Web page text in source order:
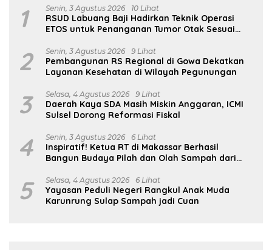
1 Senin, 3 Agustus 2026 10 Lihat
RSUD Labuang Baji Hadirkan Teknik Operasi
ETOS untuk Penanganan Tumor Otak Sesuai
2 Senin, 3 Agustus 2026 9 Lihat
Pembangunan RS Regional di Gowa Dekatkan
Layanan Kesehatan di Wilayah Pegunungan
3 Selasa, 4 Agustus 2026 9 Lihat
Daerah Kaya SDA Masih Miskin Anggaran, ICMI
Sulsel Dorong Reformasi Fiskal
4 Senin, 3 Agustus 2026 6 Lihat
Inspiratif! Ketua RT di Makassar Berhasil
Bangun Budaya Pilah dan Olah Sampah dari
5 Selasa, 4 Agustus 2026 6 Lihat
Yayasan Peduli Negeri Rangkul Anak Muda
Karunrung Sulap Sampah jadi Cuan